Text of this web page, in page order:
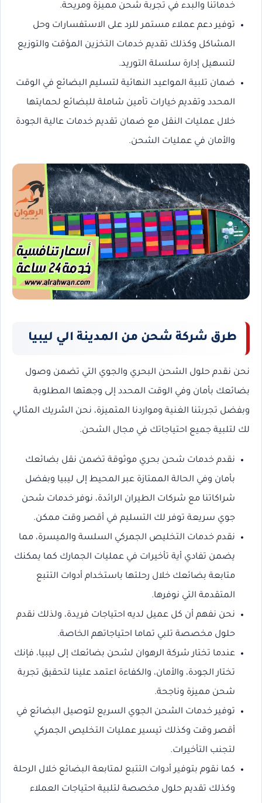
خدماتنا والبدء في تجربة شحن مميزة ومريحة.
توفير دعم عملاء مستمر للرد على الاستفسارات وحل
المشاكل وكذلك تقديم خدمات التخزين المؤقت والتوزيع
لتسهيل إدارة سلسلة التوريد.
ضمان تلبية المواعيد النهائية لتسليم البضائع في الوقت
المحدد وتقديم خيارات تأمين شاملة للبضائع لحمايتها
خلال عمليات النقل مع ضمان تقديم خدمات عالية الجودة
والأمان في عمليات الشحن.
طرق شركة شحن من المدينة الي ليبيا
نحن نقدم حلول الشحن البحري والجوي التي تضمن وصول
بضائعك بأمان وفي الوقت المحدد إلى وجهتها المطلوبة
وبفضل تجربتنا الغنية ومواردنا المتميزة، نحن الشريك المثالي
لك لتلبية جميع احتياجاتك في مجال الشحن.
نقدم خدمات شحن بحري موثوقة تضمن نقل بضائعك
بأمان وفي الحالة الممتازة عبر المحيط إلى ليبيا وبفضل
شراكاتنا مع شركات الطيران الرائدة، نوفر خدمات شحن
جوي سريعة توفر لك التسليم في أقصر وقت ممكن.
نقدم خدمات التخليص الجمركي السلسة والميسرة، مما
يضمن تفادي أية تأخيرات في عمليات الجمارك كما يمكنك
متابعة بضائعك خلال رحلتها باستخدام أدوات التتبع
المتقدمة التي نوفرها.
نحن نفهم أن كل عميل لديه احتياجات فريدة، ولذلك نقدم
حلول مخصصة تلبي تماما احتياجاتهم الخاصة.
عندما تختار شركة الرهوان لشحن بضائعك إلى ليبيا، فإنك
تختار الجودة، والأمان، والكفاءة اعتمد علينا لتحقيق تجربة
شحن مميزة وناجحة.
توفير خدمات الشحن الجوي السريع لتوصيل البضائع في
أقصر وقت وكذلك تيسير عمليات التخليص الجمركي
لتجنب التأخيرات.
كما نقوم بتوفير أدوات التتبع لمتابعة البضائع خلال الرحلة
وكذلك تقديم حلول مخصصة لتلبية احتياجات العملاء